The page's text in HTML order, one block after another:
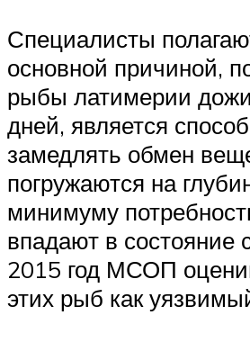
Специалисты
основной причиной,
рыбы латимерии
дней, является
замедлять обмен
погружаются на
минимуму
впадают в состояние
2015 год МСОП
этих рыб как